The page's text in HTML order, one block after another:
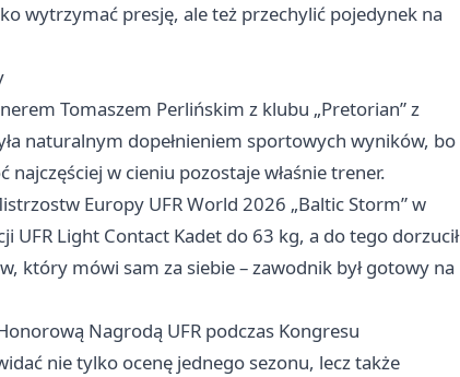
wytrzymać presję, ale też przechylić pojedynek na
Tomaszem Perlińskim z klubu „Pretorian” z
naturalnym dopełnieniem sportowych wyników, bo
w cieniu pozostaje właśnie trener.
Europy UFR World 2026 „Baltic Storm” w
UFR Light Contact Kadet do 63 kg, a do tego dorzucił
który mówi sam za siebie – zawodnik był gotowy na
Nagrodą UFR podczas Kongresu
nie tylko ocenę jednego sezonu, lecz także